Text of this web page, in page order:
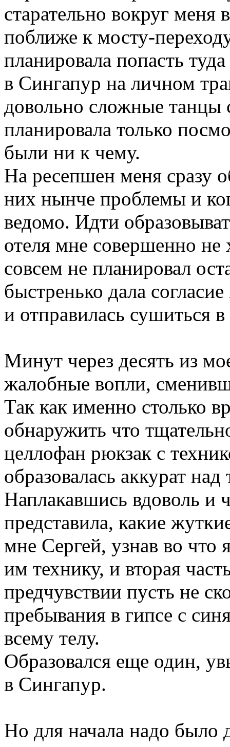
старательно вокруг
поближе к мосту-
планировала попасть
в Сингапур на личном
довольно сложные танцы
планировала только
были ни к чему.
На ресепшен меня сразу
них нынче проблемы и
ведомо. Идти
отеля мне совершенно не
совсем не планировал
быстренько дала
и отправилась сушиться
Минут через десять из
жалобные вопли,
Так как именно столько
обнаружить что
целлофан рюкзак с
образовалась аккурат
Наплакавшись вдоволь и
представила, какие
мне Сергей, узнав во что
им технику, и вторая
предчувствии пусть не
пребывания в гипсе с
всему телу.
Образовался еще один,
в Сингапур.
Но для начала надо было